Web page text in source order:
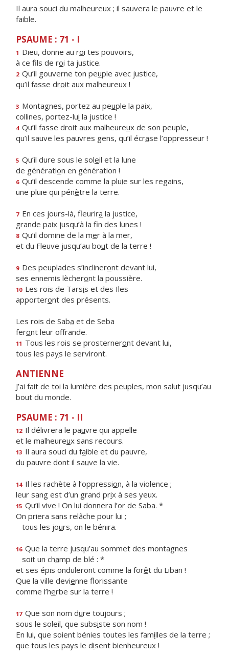
Il aura souci du malheureux ; il sauvera le pauvre et le
faible.
PSAUME : 71 - I
1 Dieu, donne au roi tes pouvoirs,
à ce fils de roi ta justice.
2 Qu’il gouverne ton peuple avec justice,
qu’il fasse droit aux malheureux !
3 Montagnes, portez au peuple la paix,
collines, portez-lui la justice !
4 Qu’il fasse droit aux malheureux de son peuple,
qu’il sauve les pauvres gens, qu’il écrase l’oppresseur !
5 Qu’il dure sous le soleil et la lune
de génération en génération !
6 Qu’il descende comme la pluie sur les regains,
une pluie qui pénètre la terre.
7 En ces jours-là, fleurira la justice,
grande paix jusqu’à la fn des lunes !
8 Qu’il domine de la mer à la mer,
et du Fleuve jusqu’au bout de la terre !
9 Des peuplades s’inclineront devant lui,
ses ennemis lècheront la poussière.
10 Les rois de Tarsis et des Iles
apporteront des présents.
Les rois de Saba et de Seba
feront leur offrande.
11 Tous les rois se prosterneront devant lui,
tous les pays le serviront.
ANTIENNE
J’ai fait de toi la lumière des peuples, mon salut jusqu’au
bout du monde.
PSAUME : 71 - II
12 Il délivrera le pauvre qui appelle
et le malheureux sans recours.
13 Il aura souci du faible et du pauvre,
du pauvre dont il sauve la vie.
14 Il les rachète à l’oppression, à la violence ;
leur sang est d’un grand prix à ses yeux.
15 Qu’il vive ! On lui donnera l’or de Saba. *
On priera sans relâche pour lui ;
tous les jours, on le bénira.
16 Que la terre jusqu’au sommet des montagnes
soit un champ de blé : *
et ses épis onduleront comme la forêt du Liban !
Que la ville devienne florissante
comme l’herbe sur la terre !
17 Que son nom dure toujours ;
sous le soleil, que subsiste son nom !
En lui, que soient bénies toutes les familles de la terre ;
que tous les pays le disent bienheureux !